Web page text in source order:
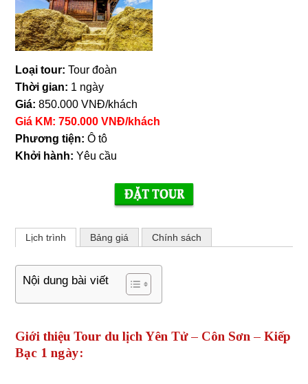
Loại tour: Tour đoàn
Thời gian: 1 ngày
Giá: 850.000 VNĐ/khách
Giá KM: 750.000 VNĐ/khách
Phương tiện:Ô tô
Khởi hành:Yêu cầu
Lịch trình Bảng giá Chính sách
Nội dung bài viết
Giới thiệu Tour du lịch Yên Tử – Côn Sơn – Kiếp
Bạc 1 ngày: